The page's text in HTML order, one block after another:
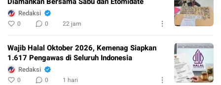
Redaksi
0 0 22 jam
Wajib Halal Oktober 2026, Kemenag Siapkan
1.617 Pengawas di Seluruh Indonesia
Redaksi
0 0 1 hari